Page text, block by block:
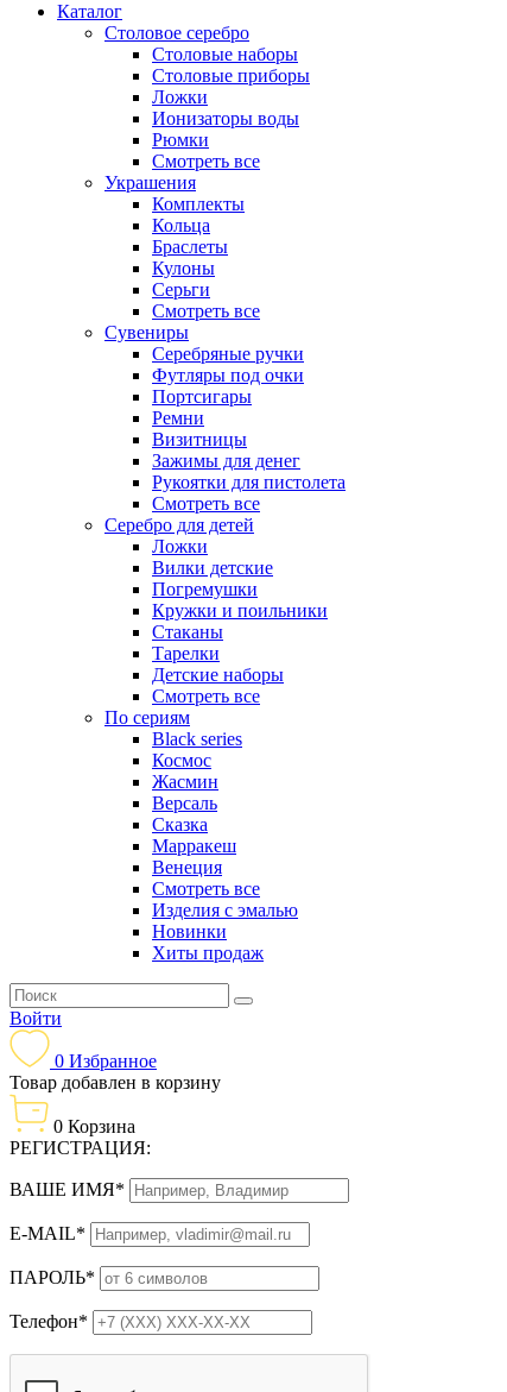
Каталог
Столовое серебро
Столовые наборы
Столовые приборы
Ложки
Ионизаторы воды
Рюмки
Смотреть все
Украшения
Комплекты
Кольца
Браслеты
Кулоны
Серьги
Смотреть все
Сувениры
Серебряные ручки
Футляры под очки
Портсигары
Ремни
Визитницы
Зажимы для денег
Рукоятки для пистолета
Смотреть все
Серебро для детей
Ложки
Вилки детские
Погремушки
Кружки и поильники
Стаканы
Тарелки
Детские наборы
Смотреть все
По сериям
Black series
Космос
Жасмин
Версаль
Сказка
Марракеш
Венеция
Смотреть все
Изделия с эмалью
Новинки
Хиты продаж
Войти
0 Избранное
Товар добавлен в корзину
0 Корзина
РЕГИСТРАЦИЯ:
ВАШЕ ИМЯ*
E-MAIL*
ПАРОЛЬ*
Телефон*